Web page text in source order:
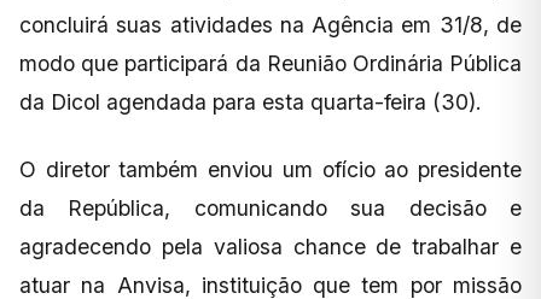
concluirá suas atividades na Agência em 31/8, de
modo que participará da Reunião Ordinária Pública
da Dicol agendada para esta quarta-feira (30).
O diretor também enviou um ofício ao presidente
da República, comunicando sua decisão e
agradecendo pela valiosa chance de trabalhar e
atuar na Anvisa, instituição que tem por missão